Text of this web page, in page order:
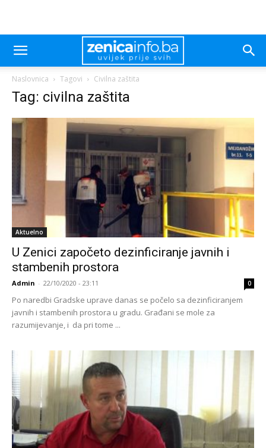
Naslovnica Tagovi Civilna zaštita
Tag: civilna zaštita
Aktuelno
U Zenici započeto dezinficiranje javnih i
stambenih prostora
Admin - 22/10/2020 - 23:11 0
Po naredbi Gradske uprave danas se počelo sa dezinficiranjem
javnih i stambenih prostora u gradu. Građani se mole za
razumijevanje, i da pri tome ...